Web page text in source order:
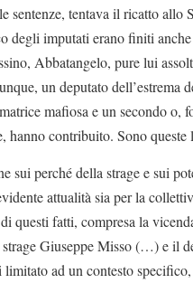
sentenze, tentava il ricatto
degli imputati erano finiti
Abbatangelo, pure lui
un deputato dell’estrema
mafiosa e un secondo o,
hanno contribuito. Sono
sui perché della strage e sui
attualità sia per la
questi fatti, compresa la
Giuseppe Misso (…) e il
limitato ad un contesto